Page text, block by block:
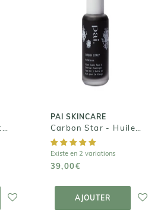
PAI SKINCARE
Existe en 2 variations
39,00€
AJOUTER
PAI SKINCARE
Carbon Star -
Huile de Nuit
Detoxifiante
39,00€
PANIER